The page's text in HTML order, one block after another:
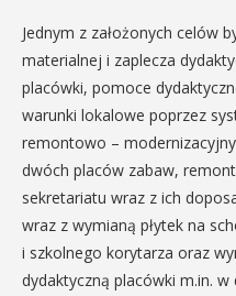
Jednym z założonych celów
materialnej i zaplecza
placówki, pomoce
warunki lokalowe poprzez
remontowo –
dwóch placów zabaw,
sekretariatu wraz z ich
wraz z wymianą płytek na
i szkolnego korytarza oraz
dydaktyczną placówki m.in.